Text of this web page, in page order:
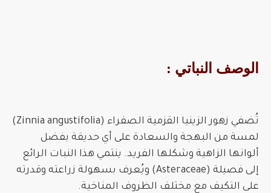
الوصف النباتي :
تُضفي زهور الزينيا القزمية الصفراء (Zinnia angustifolia)
لمسة من البهجة والسعادة على أي حديقة بفضل
ألوانها الزاهية وشكلها الفريد. ينتمي هذا النبات الرائع
إلى فصيلة (Asteraceae) ويُعرف بسهولة زراعته وقدرته
على التكيف مع مختلف الظروف المناخية.